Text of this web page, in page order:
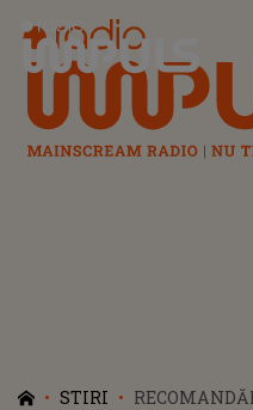
Radio Impuls
STIRI